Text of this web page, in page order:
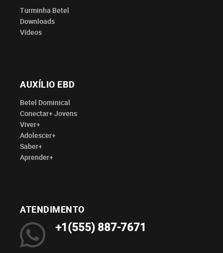
Turminha Betel
Downloads
Vídeos
AUXÍLIO EBD
Betel Dominical
Conectar+ Jovens
Viver+
Adolescer+
Saber+
Aprender+
ATENDIMENTO
+1(555) 887-7671